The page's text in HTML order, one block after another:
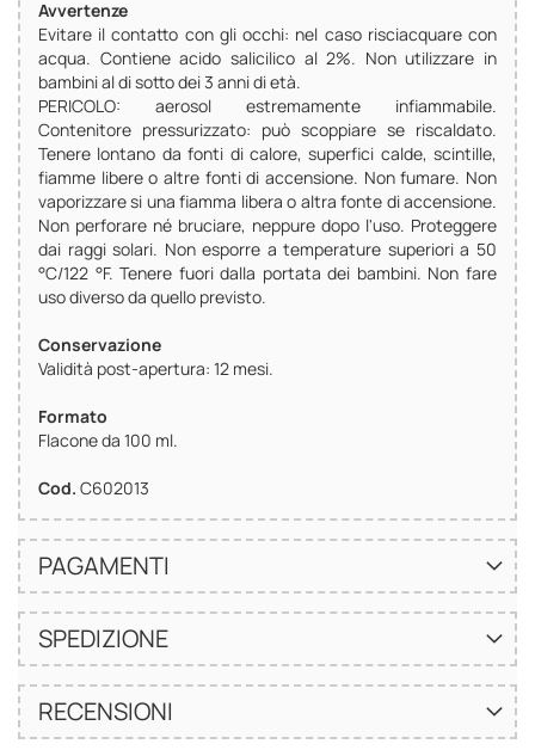
Avvertenze
Evitare il contatto con gli occhi: nel caso risciacquare con
acqua. Contiene acido salicilico al 2%. Non utilizzare in
bambini al di sotto dei 3 anni di età.
PERICOLO: aerosol estremamente infiammabile.
Contenitore pressurizzato: può scoppiare se riscaldato.
Tenere lontano da fonti di calore, superfici calde, scintille,
fiamme libere o altre fonti di accensione. Non fumare. Non
vaporizzare si una fiamma libera o altra fonte di accensione.
Non perforare né bruciare, neppure dopo l'uso. Proteggere
dai raggi solari. Non esporre a temperature superiori a 50
°C/122 °F. Tenere fuori dalla portata dei bambini. Non fare
uso diverso da quello previsto.
Conservazione
Validità post-apertura: 12 mesi.
Formato
Flacone da 100 ml.
Cod. C602013
PAGAMENTI
SPEDIZIONE
RECENSIONI